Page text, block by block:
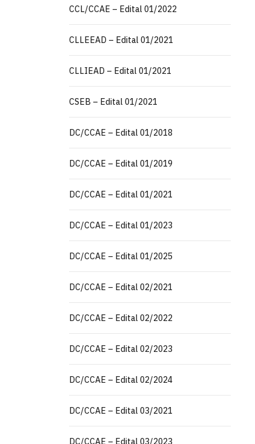
CCL/CCAE – Edital 01/2022
CLLEEAD – Edital 01/2021
CLLIEAD – Edital 01/2021
CSEB – Edital 01/2021
DC/CCAE – Edital 01/2018
DC/CCAE – Edital 01/2019
DC/CCAE – Edital 01/2021
DC/CCAE – Edital 01/2023
DC/CCAE – Edital 01/2025
DC/CCAE – Edital 02/2021
DC/CCAE – Edital 02/2022
DC/CCAE – Edital 02/2023
DC/CCAE – Edital 02/2024
DC/CCAE – Edital 03/2021
DC/CCAE – Edital 03/2023